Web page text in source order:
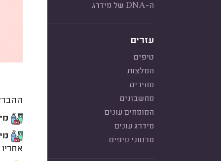
ה-DNA של מידרג
עזרים
טיפים
המלצות
מחירים
מחשבונים
המומחים עונים
מידרג עונים
סרטוני טיפים